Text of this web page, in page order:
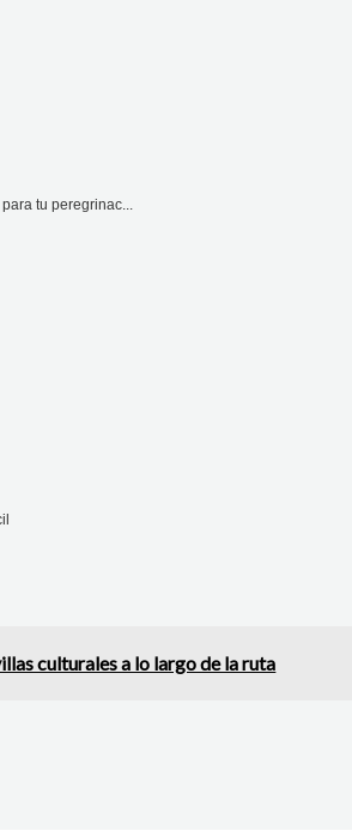
tu peregrinac...
culturales a lo largo de la ruta